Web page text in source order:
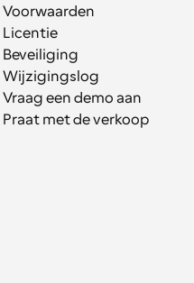
Voorwaarden
Licentie
Beveiliging
Wijzigingslog
Vraag een demo aan
Praat met de verkoop